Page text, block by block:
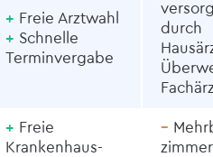
+ Freie Arztwahl
+ Schnelle
Termin­vergabe
durch
+ Freie
Krankenhaus­
–
zimmer